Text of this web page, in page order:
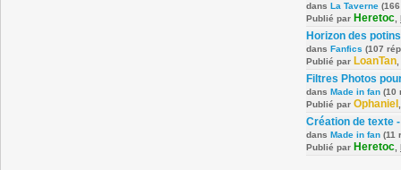
dans La Taverne
Publié par Heretoc
Horizon des potins
dans Fanfics (107
Publié par LoanTan
Filtres Photos
dans Made in fan (10
Publié par Ophaniel
Création de texte
dans Made in fan (11
Publié par Heretoc